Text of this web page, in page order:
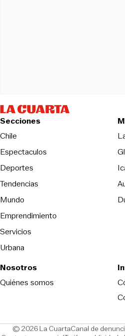
Secciones
Chile
Espectaculos
Deportes
Tendencias
Mundo
Emprendimiento
Servicios
Urbana
Nosotros
Quiénes somos
© 2026 La CuartaCanal de